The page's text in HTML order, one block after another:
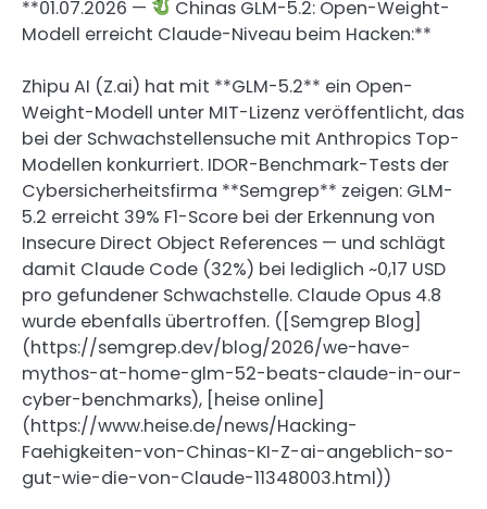
**01.07.2026 —
Chinas GLM-5.2: Open-Weight-
Modell erreicht Claude-Niveau beim Hacken:**
Zhipu AI (Z.ai) hat mit **GLM-5.2** ein Open-
Weight-Modell unter MIT-Lizenz veröffentlicht, das
bei der Schwachstellensuche mit Anthropics Top-
Modellen konkurriert. IDOR-Benchmark-Tests der
Cybersicherheitsfirma **Semgrep** zeigen: GLM-
5.2 erreicht 39% F1-Score bei der Erkennung von
Insecure Direct Object References — und schlägt
damit Claude Code (32%) bei lediglich ~0,17 USD
pro gefundener Schwachstelle. Claude Opus 4.8
wurde ebenfalls übertroffen. ([Semgrep Blog]
(https://semgrep.dev/blog/2026/we-have-
mythos-at-home-glm-52-beats-claude-in-our-
cyber-benchmarks), [heise online]
(https://www.heise.de/news/Hacking-
Faehigkeiten-von-Chinas-KI-Z-ai-angeblich-so-
gut-wie-die-von-Claude-11348003.html))